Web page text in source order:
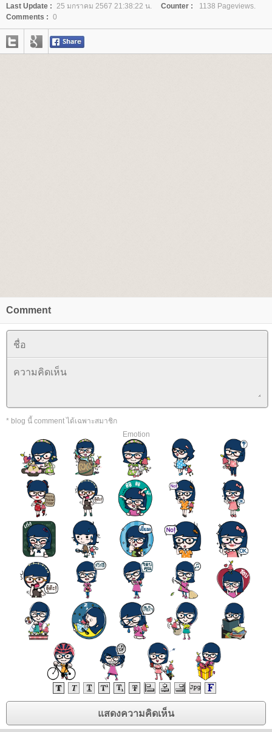
Last Update : 25 มกราคม 2567 21:38:22 น. Counter :
1138 Pageviews.
Comments : 0
Comment
* blog นี้ comment ได้เฉพาะสมาชิก
Emotion